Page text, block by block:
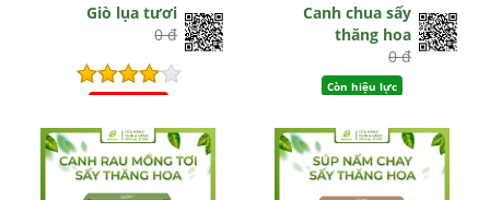
Giò lụa tươi
0 đ
Canh chua sấy
thăng hoa
0 đ
Còn hiệu lực